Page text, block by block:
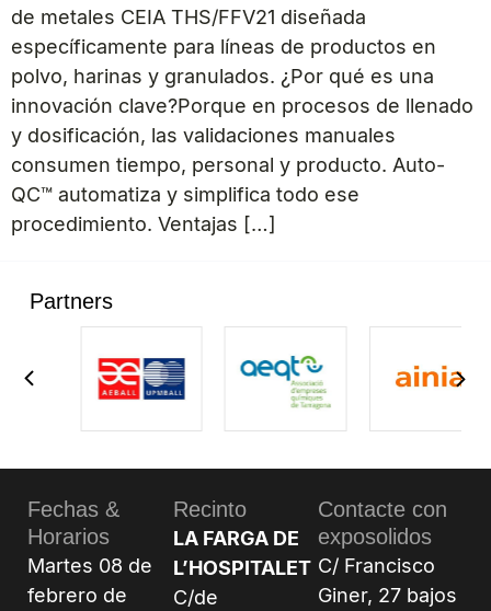
de metales CEIA THS/FFV21 diseñada
específicamente para líneas de productos en
polvo, harinas y granulados. ¿Por qué es una
innovación clave?Porque en procesos de llenado
y dosificación, las validaciones manuales
consumen tiempo, personal y producto. Auto-
QC™ automatiza y simplifica todo ese
procedimiento. Ventajas […]
Partners
Fechas &
Horarios
Martes 08 de
febrero de
Recinto
LA FARGA DE
L’HOSPITALET
C/de
Contacte con
exposolidos
C/ Francisco
Giner, 27 bajos